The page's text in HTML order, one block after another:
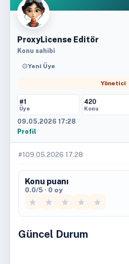
ProxyLicense Editör
Konu sahibi
Yeni Üye
Yönetici
#1
Üye
420
Konu
09.05.2026 17:28
Profil
#1 09.05.2026 17:28
Konu puanı
0.0/5 · 0 oy
Güncel Durum